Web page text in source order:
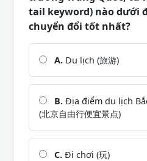
tail keyword) nào dưới
chuyển đổi tốt nhất?
A. Du lịch (旅游)
B. Địa điểm du lịch
(北京自由行便宜景点)
C. Đi chơi (玩)